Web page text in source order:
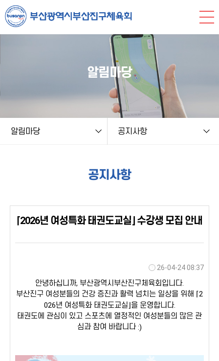
본문 바로가기
string(9) "board.php" string(6) "notice" NULL
알림마당
알림마당 공지사항
공지사항
⌈2026년 여성특화 태권도교실⌋ 수강생 모집 안내
26-04-24 08:37
안녕하십니까, 부산광역시부산진구체육회입니다.
부산진구 여성분들의 건강 증진과 활력 넘치는 일상을 위해 ⌈2
026년 여성특화 태권도교실 ⌋을 운영합니다.
태권도에 관심이 있고 스포츠에 열정적인 여성분들의 많은 관
심과 참여 바랍니다:)